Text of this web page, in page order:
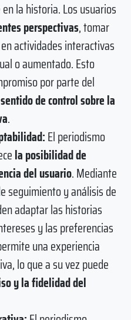
la historia. Los usuarios
perspectivas, tomar
actividades interactivas
o aumentado. Esto
por parte del
de control sobre la
.
El periodismo
la posibilidad de
del usuario. Mediante
seguimiento y análisis de
adaptar las historias
y las preferencias
una experiencia
lo que a su vez puede
y la fidelidad del